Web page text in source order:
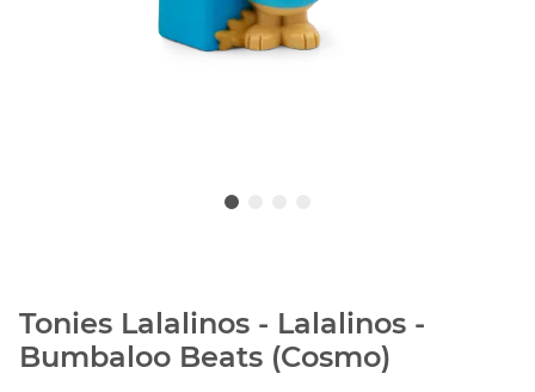
Tonies Lalalinos - Lalalinos -
Bumbaloo Beats (Cosmo)